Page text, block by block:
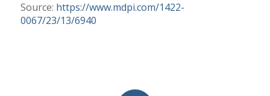
Source: https://www.mdpi.com/1422-
0067/23/13/6940